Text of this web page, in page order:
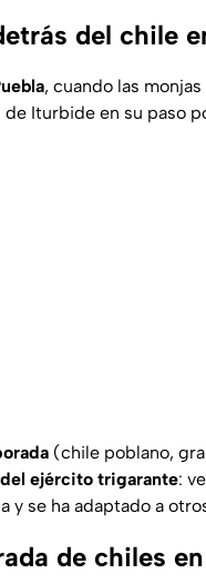
del chile
, cuando las
Iturbide en su paso
(chile poblano,
ejército trigarante:
y se ha adaptado a
de chiles